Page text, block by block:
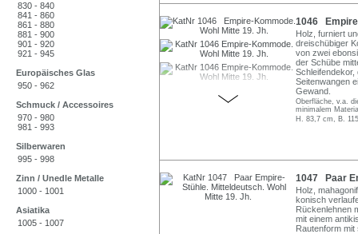
830 - 840
841 - 860
861 - 880
881 - 900
901 - 920
921 - 945
Europäisches Glas
950 - 962
Schmuck / Accessoires
970 - 980
981 - 993
Silberwaren
995 - 998
Zinn / Unedle Metalle
1000 - 1001
Asiatika
1005 - 1007
1046
Holz, furniert
dreischübiger
von zwei
der Schübe
Seitenwangen
Gewand.
Oberfläche, v.a.
minimalem
H. 83,7 cm, B.
1047 Paar
Holz,
konisch
Rückenlehnen
mit einem
Rautenform mit